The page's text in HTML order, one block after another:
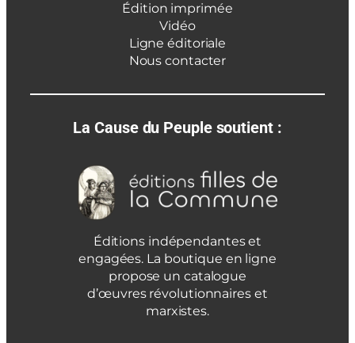
Édition imprimée
Vidéo
Ligne éditoriale
Nous contacter
La Cause du Peuple soutient :
Éditions indépendantes et
engagées. La boutique en ligne
propose un catalogue
d’œuvres révolutionnaires et
marxistes.